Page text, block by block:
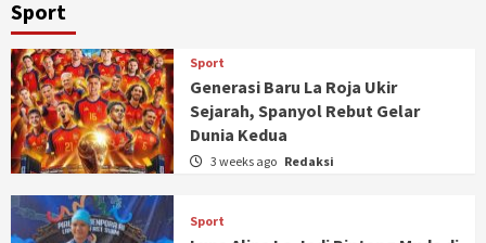
Sport
Sport
Generasi Baru La Roja Ukir
Sejarah, Spanyol Rebut Gelar
Dunia Kedua
3 weeks ago Redaksi
Sport